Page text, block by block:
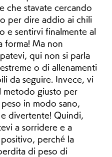
che stavate cercando
per dire addio ai chili
e sentirvi finalmente al
forma! Ma non
qui non si parla
o di allenamenti
da seguire. Invece, vi
metodo giusto per
in modo sano,
divertente! Quindi,
a sorridere e a
positivo, perché la
di peso di